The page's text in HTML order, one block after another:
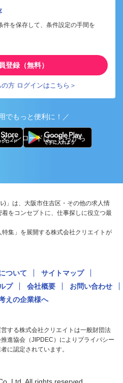
件を保存して、条件設定の手間を
登録（無料）
方 ログインはこちら＞
でもっと便利に！／
ウンロードはこちらから
)」は、大阪市住吉区・その他の求人情
をコンセプトに、仕事探しに役立つ最
集」を展開する株式会社クリエイトが
ついて
サイトマップ
プ 会社概要
お問い合わせ
えの企業様へ
する株式会社クリエイトは一般財団法
進協会（JIPDEC）によりプライバシー
に認定されています。